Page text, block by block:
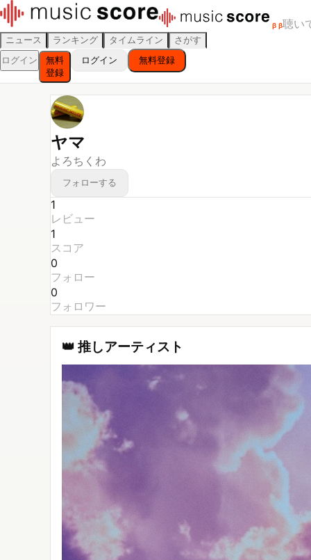
β β聴い
ニュース ランキング タイムライン
さがす
ログイン
無料
登録
ログイン 無料登録
ヤマ
よろちくわ
フォローする
1
レビュー
1
スコア
0
フォロー
0
フォロワー
👑 推しアーティスト